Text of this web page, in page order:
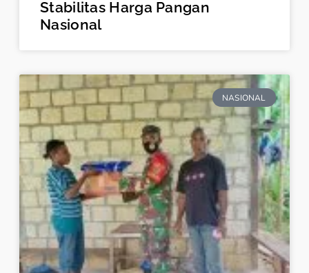
Stabilitas Harga Pangan
Nasional
NASIONAL